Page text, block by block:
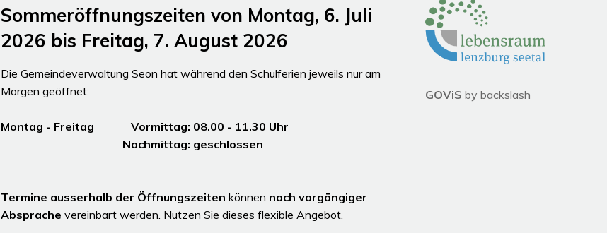
Sommeröffnungszeiten von Montag, 6. Juli
2026 bis Freitag, 7. August 2026
Die Gemeindeverwaltung Seon hat während den Schulferien jeweils nur am
Morgen geöffnet:
Montag - Freitag Vormittag: 08.00 - 11.30 Uhr
Nachmittag: geschlossen
Termine ausserhalb der Öffnungszeiten können nach vorgängiger
Absprache vereinbart werden. Nutzen Sie dieses flexible Angebot.
Partner
GOViS by backslash